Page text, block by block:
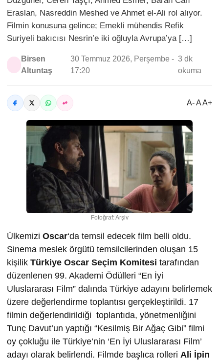
Eraslan, Nasreddin Meshed ve Ahmet el-Ali rol alıyor.
Filmin konusuna gelince; Emekli mühendis Refik
Suriyeli bakıcısı Nesrin’e iki oğluyla Avrupa’ya […]
Birsen
Altuntaş
30 Temmuz 2026, Perşembe -
17:20
3 dk
okuma
A- A A+
Fotoğraf: Arşiv
Ülkemizi Oscar‘da temsil edecek film belli oldu.
Sinema meslek örgütü temsilcilerinden oluşan 15
kişilik Türkiye Oscar Seçim Komitesi tarafından
düzenlenen 99. Akademi Ödülleri “En İyi
Uluslararası Film” dalında Türkiye adayını belirlemek
üzere değerlendirme toplantısı gerçekleştirildi. 17
filmin değerlendirildiği toplantıda, yönetmenliğini
Tunç Davut’un yaptığı “Kesilmiş Bir Ağaç Gibi” filmi
oy çokluğu ile Türkiye’nin ‘En İyi Uluslararası Film’
adayı olarak belirlendi. Filmde başlıca rolleri Ali İpin